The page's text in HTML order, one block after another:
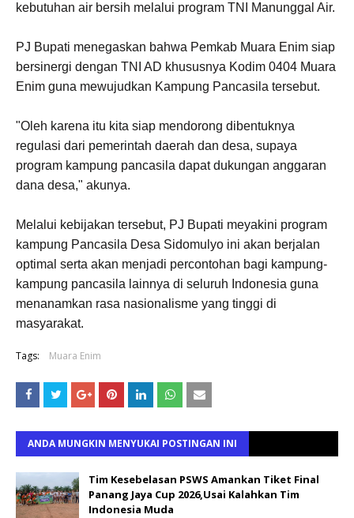
kebutuhan air bersih melalui program TNI Manunggal Air.
PJ Bupati menegaskan bahwa Pemkab Muara Enim siap
bersinergi dengan TNI AD khususnya Kodim 0404 Muara
Enim guna mewujudkan Kampung Pancasila tersebut.
"Oleh karena itu kita siap mendorong dibentuknya
regulasi dari pemerintah daerah dan desa, supaya
program kampung pancasila dapat dukungan anggaran
dana desa," akunya.
Melalui kebijakan tersebut, PJ Bupati meyakini program
kampung Pancasila Desa Sidomulyo ini akan berjalan
optimal serta akan menjadi percontohan bagi kampung-
kampung pancasila lainnya di seluruh Indonesia guna
menanamkan rasa nasionalisme yang tinggi di
masyarakat.
Tags: Muara Enim
ANDA MUNGKIN MENYUKAI POSTINGAN INI
Tim Kesebelasan PSWS Amankan Tiket Final
Panang Jaya Cup 2026,Usai Kalahkan Tim
Indonesia Muda